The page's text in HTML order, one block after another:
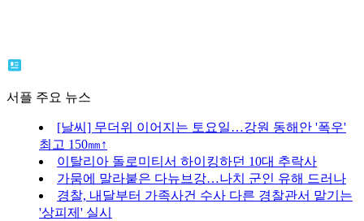
서플 주요 뉴스
[날씨] 무더위 이어지는 토요일…강원 동해안 '폭우'
최고 150㎜↑
이탈리아 돌로미티서 하이킹하던 10대 추락사
가뭄에 말라붙은 다뉴브강…나치 군인 유해 드러나
경찰, 내달부터 가족사건 수사 다른 경찰관서 맡기는
'상피제' 실시